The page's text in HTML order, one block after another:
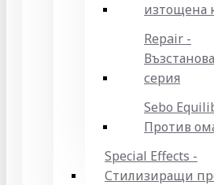
изтощена
Repair -
серия
Sebo
Против
Special Effects -
Стилизиращи